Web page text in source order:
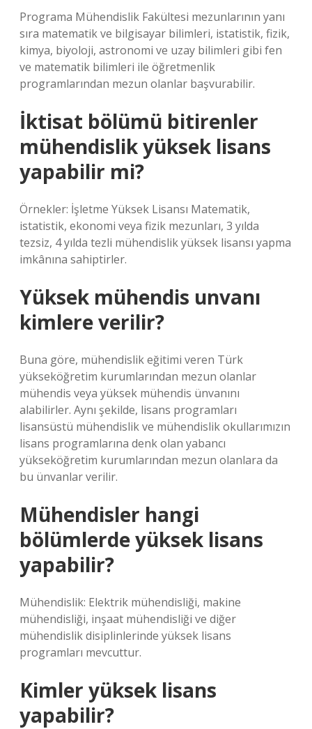
Programa Mühendislik Fakültesi mezunlarının yanı
sıra matematik ve bilgisayar bilimleri, istatistik, fizik,
kimya, biyoloji, astronomi ve uzay bilimleri gibi fen
ve matematik bilimleri ile öğretmenlik
programlarından mezun olanlar başvurabilir.
İktisat bölümü bitirenler
mühendislik yüksek lisans
yapabilir mi?
Örnekler: İşletme Yüksek Lisansı Matematik,
istatistik, ekonomi veya fizik mezunları, 3 yılda
tezsiz, 4 yılda tezli mühendislik yüksek lisansı yapma
imkânına sahiptirler.
Yüksek mühendis unvanı
kimlere verilir?
Buna göre, mühendislik eğitimi veren Türk
yükseköğretim kurumlarından mezun olanlar
mühendis veya yüksek mühendis ünvanını
alabilirler. Aynı şekilde, lisans programları
lisansüstü mühendislik ve mühendislik okullarımızın
lisans programlarına denk olan yabancı
yükseköğretim kurumlarından mezun olanlara da
bu ünvanlar verilir.
Mühendisler hangi
bölümlerde yüksek lisans
yapabilir?
Mühendislik: Elektrik mühendisliği, makine
mühendisliği, inşaat mühendisliği ve diğer
mühendislik disiplinlerinde yüksek lisans
programları mevcuttur.
Kimler yüksek lisans
yapabilir?